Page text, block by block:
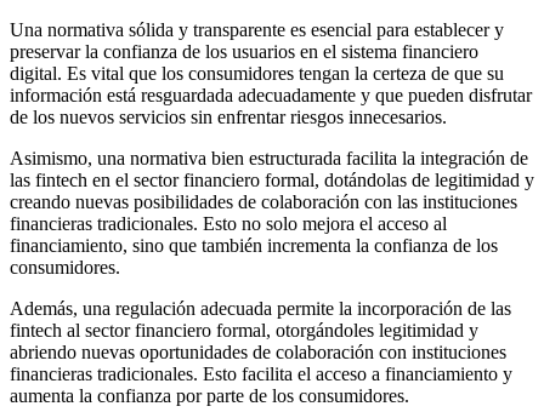
Una normativa sólida y transparente es esencial para establecer y
preservar la confianza de los usuarios en el sistema financiero
digital. Es vital que los consumidores tengan la certeza de que su
información está resguardada adecuadamente y que pueden disfrutar
de los nuevos servicios sin enfrentar riesgos innecesarios.
Asimismo, una normativa bien estructurada facilita la integración de
las fintech en el sector financiero formal, dotándolas de legitimidad y
creando nuevas posibilidades de colaboración con las instituciones
financieras tradicionales. Esto no solo mejora el acceso al
financiamiento, sino que también incrementa la confianza de los
consumidores.
Además, una regulación adecuada permite la incorporación de las
fintech al sector financiero formal, otorgándoles legitimidad y
abriendo nuevas oportunidades de colaboración con instituciones
financieras tradicionales. Esto facilita el acceso a financiamiento y
aumenta la confianza por parte de los consumidores.